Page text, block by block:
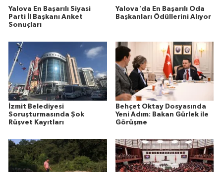
Yalova En Başarılı Siyasi
Parti İl Başkanı Anket
Sonuçları
Yalova'da En Başarılı Oda
Başkanları Ödüllerini Alıyor
İzmit Belediyesi
Soruşturmasında Şok
Rüşvet Kayıtları
Behçet Oktay Dosyasında
Yeni Adım: Bakan Gürlek ile
Görüşme